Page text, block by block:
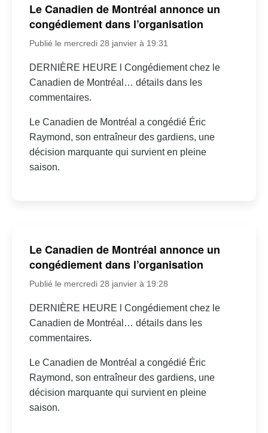
Le Canadien de Montréal annonce un
congédiement dans l’organisation
Publié le mercredi 28 janvier à 19:31
DERNIÈRE HEURE l Congédiement chez le
Canadien de Montréal… détails dans les
commentaires.
Le Canadien de Montréal a congédié Éric
Raymond, son entraîneur des gardiens, une
décision marquante qui survient en pleine
saison.
Le Canadien de Montréal annonce un
congédiement dans l’organisation
Publié le mercredi 28 janvier à 19:28
DERNIÈRE HEURE l Congédiement chez le
Canadien de Montréal… détails dans les
commentaires.
Le Canadien de Montréal a congédié Éric
Raymond, son entraîneur des gardiens, une
décision marquante qui survient en pleine
saison.